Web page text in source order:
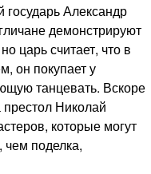
Александр
демонстрируют
царь считает, что в
он покупает у
танцевать. Вскоре
Николай
которые могут
чем поделка,